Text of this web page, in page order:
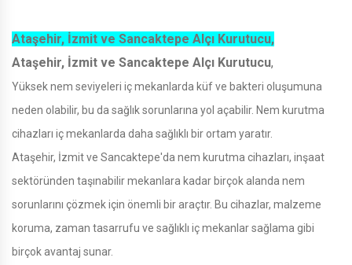
Ataşehir, İzmit ve Sancaktepe Alçı Kurutucu,
Ataşehir, İzmit ve Sancaktepe Alçı Kurutucu,
Yüksek nem seviyeleri iç mekanlarda küf ve bakteri oluşumuna
neden olabilir, bu da sağlık sorunlarına yol açabilir. Nem kurutma
cihazları iç mekanlarda daha sağlıklı bir ortam yaratır.
Ataşehir, İzmit ve Sancaktepe'da nem kurutma cihazları, inşaat
sektöründen taşınabilir mekanlara kadar birçok alanda nem
sorunlarını çözmek için önemli bir araçtır. Bu cihazlar, malzeme
koruma, zaman tasarrufu ve sağlıklı iç mekanlar sağlama gibi
birçok avantaj sunar.